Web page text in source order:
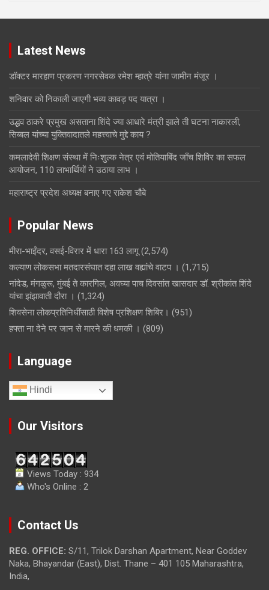
Latest News
डॉक्टर मारहाण प्रकरण नगरसेवक रमेश म्हात्रे यांना जामीन मंजूर ।
शनिवार को निकाली जाएगी भव्य कावड़ पद यात्रा ।
उद्धव ठाकरे प्रमुख असताना शिंदे ज्या आधारे मंत्री झाले ती घटना नाकारली,
सिब्बल यांच्या युक्तिवादातले महत्त्वाचे मुद्दे काय ?
कमलादेवी शिक्षण संस्था में निःशुल्क नेत्र एवं मोतियाबिंद जाँच शिविर का सफल
आयोजन, 110 लाभार्थियों ने उठाया लाभ ।
महाराष्ट्र प्रदेश अध्यक्ष बनाए गए राकेश चौबे
Popular News
मीरा-भाईंदर, वसई-विरार में धारा 163 लागू (2,574)
कल्याण लोकसभा मतदारसंघात दहा लाख वह्यांचे वाटप । (1,715)
नांदेड, मंगळुरू, मुंबई ते कारगिल, अवघ्या पाच दिवसांत खासदार डॉ. श्रीकांत शिंदे
यांचा झंझावाती दौरा । (1,324)
शिवसेना लोकप्रतिनिधींसाठी विशेष प्रशिक्षण शिबिर। (951)
हफ्ता ना देने पर जान से मारने की धमकी । (809)
Language
Hindi
Our Visitors
Views Today : 934
Who's Online : 2
Contact Us
REG. OFFICE: S/11, Trilok Darshan Apartment, Near Goddev
Naka, Bhayandar (East), Dist. Thane – 401 105 Maharashtra,
India,